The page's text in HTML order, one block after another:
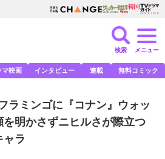
検索 メニュー
マ映画 インタビュー 連載 無料コミック
ラミンゴに『コナン』ウォッ
明かさずニヒルさが際立つ
ャラ